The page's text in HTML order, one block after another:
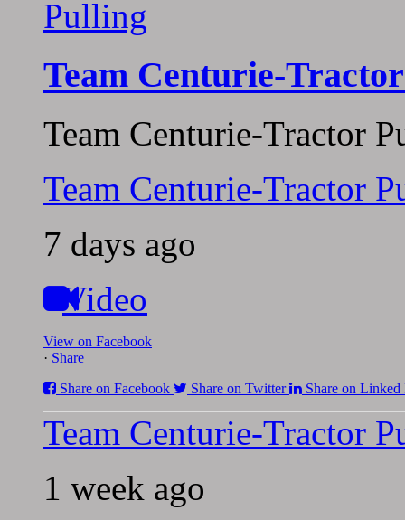
Team Centurie-
Team Centurie-Tractor
Team Centurie-Tractor
7 days ago
Video
View on Facebook
· Share
Share on Facebook
Share on Twitter Share on Linked
Team Centurie-Tractor
1 week ago